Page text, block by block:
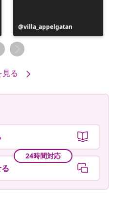
投
稿
者
villa_appelgatan
る
24時間対応